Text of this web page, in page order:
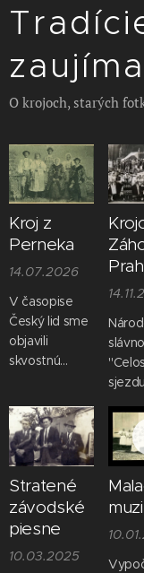
O krojoch, starých
Kroj z
Perneka
14.07.2026
V časopise
Český lid sme
objavili
skvostnú
Perneka aj s
popisom.
sjezdu
Praha,
kroj
Stratené
závodské
piesne
10.03.2025